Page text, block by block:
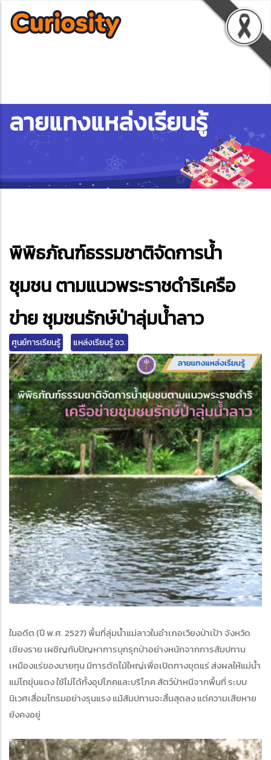
ลายแทงแหล่งเรียนรู้
พิพิธภัณฑ์ธรรมชาติจัดการน้ำ
ชุมชน ตามแนวพระราชดำริเครือ
ข่าย ชุมชนรักษ์ป่าลุ่มน้ำลาว
ศูนย์การเรียนรู้ แหล่งเรียนรู้ อว.
ในอดีต (ปี พ.ศ. 2527) พื้นที่ลุ่มน้ำแม่ลาวในอำเภอเวียงป่าเป้า จังหวัด
เชียงราย เผชิญกับปัญหาการบุกรุกป่าอย่างหนักจากการสัมปทาน
เหมืองแร่ของนายทุน มีการตัดไม้ใหญ่เพื่อเปิดทางขุดแร่ ส่งผลให้แม่น้ำ
แม่โถขุ่นแดง ใช้ไม่ได้ทั้งอุปโภคและบริโภค สัตว์ป่าหนีจากพื้นที่ ระบบ
นิเวศเสื่อมโทรมอย่างรุนแรง แม้สัมปทานจะสิ้นสุดลง แต่ความเสียหาย
ยังคงอยู่